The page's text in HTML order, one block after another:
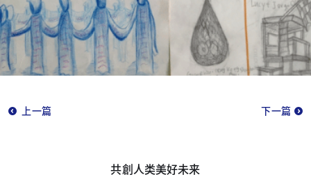
上一篇 下一篇
共創人类美好未来